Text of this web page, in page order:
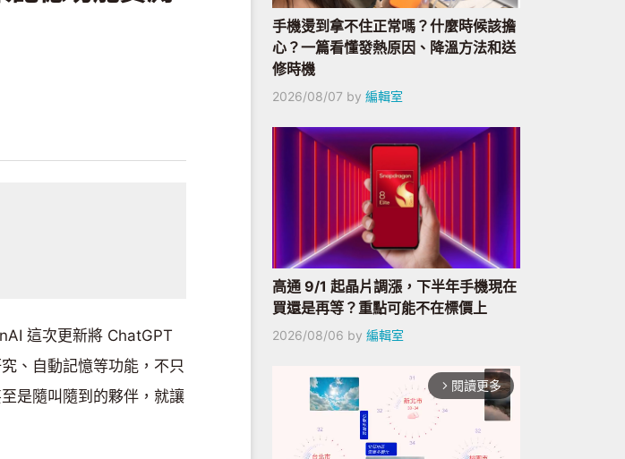
這次更新將 ChatGPT
、自動記憶等功能，不只
是隨叫隨到的夥伴，就讓
手機燙到拿不住正常嗎？什麼時候該擔
心？一篇看懂發熱原因、降溫方法和送
修時機
2026/08/07 by 編輯室
高通 9/1 起晶片調漲，下半年手機現在
買還是再等？重點可能不在標價上
2026/08/06 by 編輯室
arrow_forward_ios 閱讀更多